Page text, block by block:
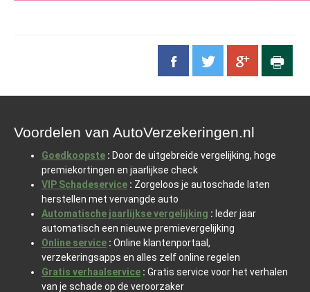
Voordelen van AutoVerzekeringen.nl
Goedkoopste : Door de uitgebreide vergelijking, hoge
premiekortingen en jaarlijkse check
VIP Schadeservice : Zorgeloos je autoschade laten
herstellen met vervangde auto
Automatische jaarlijkse vergelijking : Ieder jaar
automatisch een nieuwe premievergelijking
Online service : Online klantenportaal,
verzekeringsapps en alles zelf online regelen
Gratis verhaalservice : Gratis service voor het verhalen
van je schade op de veroorzaker